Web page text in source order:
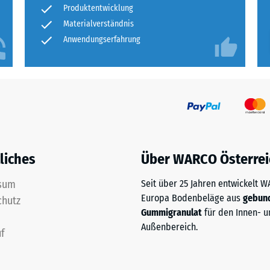
und naturnaher Gestaltung machen die
Wahl.
ausgewählt.
Produktentwicklung
Materialverständnis
Anwendungserfahrung
Über WARCO
Seit über 25 Jahren entwickelt
Europa Bodenbeläge aus
Gummigranulat für den Innen-
Außenbereich.